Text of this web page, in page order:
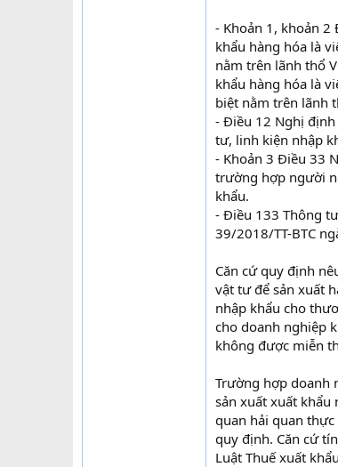
- Khoản 1, khoản
khẩu hàng hóa là
nằm trên lãnh thổ
khẩu hàng hóa là
biệt nằm trên lãnh
- Điều 12 Nghị
tư, linh kiện nhập
- Khoản 3 Điều 33
trường hợp người
khẩu.
- Điều 133 Thông
39/2018/TT-BTC
Căn cứ quy định
vật tư để sản xuất
nhập khẩu cho
cho doanh nghiệp
không được miễn
Trường hợp doanh
sản xuất xuất khẩu
quan hải quan
quy định. Căn cứ
Luật Thuế xuất